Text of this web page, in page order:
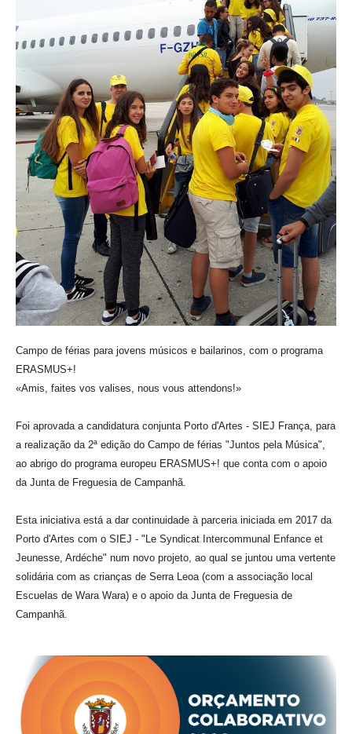
AUTARQUIA
CONSTITUIÇÃO
PRESIDENTE
EXECUTIVO E PELOUROS
ASSEMBLEIA DE FREGUESIA
GRAVAÇÕES DAS REUNIÕES PÚBLICAS DO EXECUTIVO
DOCUMENTOS
ATAS E DOCUMENTOS DA ASSEMBLEIA
EDITAIS
REGULAMENTOS E TAXAS
PLANO E ORÇAMENTO
INVENTÁRIO
RECRUTAMENTO PESSOAL
CÓDIGO DE CONDUTA
FUNDO DE APOIO AO ASSOCIATIVISMO
SUBVENÇÕES PÚBLICAS
SERVIÇOS
GERAIS
SECRETARIA
CANÍDEOS
CEMITÉRIO
RECENSEAMENTO ELEITORAL
VENDA AMBULANTE
EMPREGO (GIP)
Campo de férias para jovens músicos e bailarinos, com o programa
ERASMUS+!
«Amis, faites vos valises, nous vous attendons!»
Foi aprovada a candidatura conjunta Porto d'Artes - SIEJ França, para
a realização da 2ª edição do Campo de férias "Juntos pela Música",
ao abrigo do programa europeu ERASMUS+! que conta com o apoio
da Junta de Freguesia de Campanhã.
Esta iniciativa está a dar continuidade à parceria iniciada em 2017 da
Porto d'Artes com o SIEJ - "Le Syndicat Intercommunal Enfance et
Jeunesse, Ardéche" num novo projeto, ao qual se juntou uma vertente
solidária com as crianças de Serra Leoa (com a associação local
Escuelas de Wara Wara) e o apoio da Junta de Freguesia de
Campanhã.